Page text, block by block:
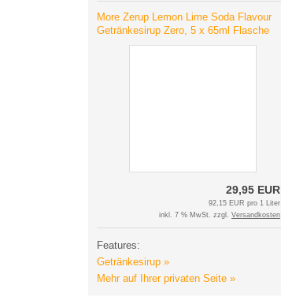
More Zerup Lemon Lime Soda Flavour
Getränkesirup Zero, 5 x 65ml Flasche
29,95 EUR
92,15 EUR pro 1 Liter
inkl. 7 % MwSt. zzgl. Versandkosten
Features:
Getränkesirup »
Mehr auf Ihrer privaten Seite »